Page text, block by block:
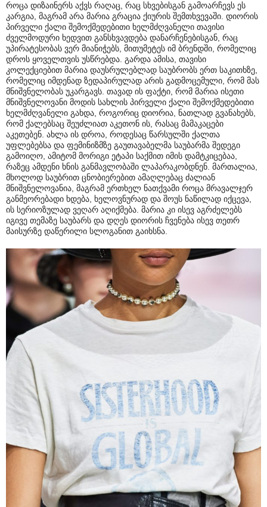
როცა დიზაინერს აქვს რაღაც, რაც სხვებისგან გამოარჩევს ეს
კარგია, მაგრამ არა მარია გრაცია ქიურის შემთხვევაში. დიორის
პირველი ქალი შემოქმედებითი ხელმძღვანელი თავისი
ძველმოდური ხედვით განსხვავდება დანარჩენებისგან, რაც
უპირატესობას ვერ მიანიჭებს, მითუმეტეს იმ ბრენდში, რომელიც
დროს ყოველთვის უსწრებდა. გარდა ამისა, თავისი
კოლექციებით მარია დაუსრულებლად საუბრობს ერთ საკითხზე,
რომელიც იმდენად ზედაპირულად არის გადმოცემული, რომ მას
მნიშვნელობას უკარგავს. თავად ის ფაქტი, რომ მარია ისეთი
მნიშვნელოვანი მოდის სახლის პირველი ქალი შემოქმედებითი
ხელმძღვანელი გახდა, როგორიც დიორია, ნათლად გვანახებს,
რომ ქალებსაც შეუძლიათ აკეთონ ის, რასაც მამაკაცები
აკეთებენ. ახლა ის დროა, როდესაც წარსულში ქალთა
უფლებებსა და ფემინიზმზე გაუთავაბელმა საუბარმა შედეგი
გამოიღო, ამიტომ მორიგი ეტაპი საქმით იმის დამტკიცებაა,
რაზეც ამდენი ხნის განმავლობაში ლაპარაკობდნენ. მართალია,
მხოლოდ საუბრით ცნობიერებით ამაღლებაც ძალიან
მნიშვნელოვანია, მაგრამ ერთხელ ნათქვამი როცა მრავალჯერ
განმეორებადი ხდება, ხელოვნურად და შოუს ნაწილად იქცევა,
ის სერიოზულად ვეღარ აღიქმება. მარია კი ისევ აგრძელებს
იგივე თემაზე საუბარს და დღეს დიორის ჩვენება ისევ თეთრ
მაისურზე დაწერილი სლოგანით გაიხსნა.